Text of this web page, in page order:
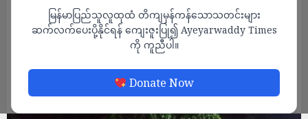
မြန်မာပြည်သူလူထုထံ တိကျမှန်ကန်သောသတင်းများ
ဆက်လက်ပေးပို့နိုင်ရန် ကျေးဇူးပြု၍ Ayeyarwaddy Times
ကို ကူညီပါ။
Donate Now
ညစဥ် လှည့်ကင်းများပတ်နေသည့် မအူပင်မြို့
မှာ ရဲဒုတပ်ကြပ် နောင်နောင်ထွန်း၏ နေအိမ်
ဓားပြတိုက်ခံရ
ADMIN JULY 7, 2022